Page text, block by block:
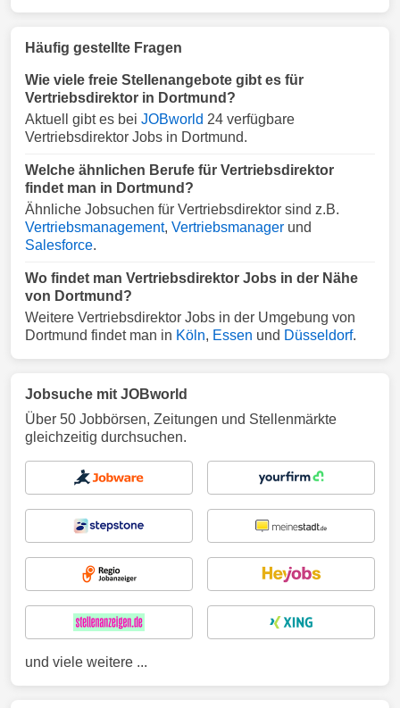
Häufig gestellte Fragen
Wie viele freie Stellenangebote gibt es für
Vertriebsdirektor in Dortmund?
Aktuell gibt es bei JOBworld 24 verfügbare
Vertriebsdirektor Jobs in Dortmund.
Welche ähnlichen Berufe für Vertriebsdirektor
findet man in Dortmund?
Ähnliche Jobsuchen für Vertriebsdirektor sind z.B.
Vertriebsmanagement, Vertriebsmanager und
Salesforce.
Wo findet man Vertriebsdirektor Jobs in der Nähe
von Dortmund?
Weitere Vertriebsdirektor Jobs in der Umgebung von
Dortmund findet man in Köln, Essen und Düsseldorf.
Jobsuche mit JOBworld
Über 50 Jobbörsen, Zeitungen und Stellenmärkte
gleichzeitig durchsuchen.
und viele weitere ...